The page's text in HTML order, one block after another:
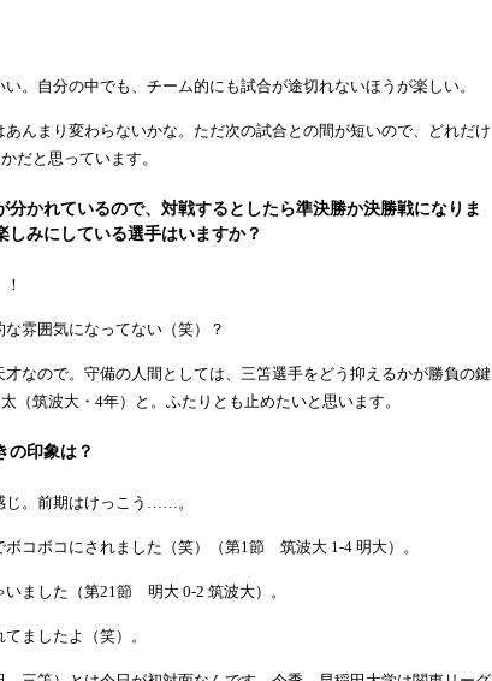
。自分の中でも、チーム的にも試合が途切れないほうが楽しい。
んまり変わらないかな。ただ次の試合との間が短いので、どれだけ
だと思っています。
分かれているので、対戦するとしたら準決勝か決勝戦になりま
しみにしている選手はいますか？
雰囲気になってない（笑）？
なので。守備の人間としては、三笘選手をどう抑えるかが勝負の鍵
（筑波大・4年）と。ふたりとも止めたいと思います。
の印象は？
。前期はけっこう……。
コボコにされました（笑）（第1節 筑波大 1-4 明大）。
ました（第21節 明大 0-2 筑波大）。
ましたよ（笑）。